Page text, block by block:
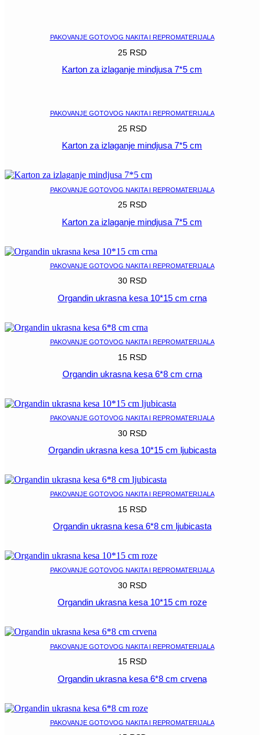
PAKOVANJE GOTOVOG NAKITA I REPROMATERIJALA
25 RSD
Karton za izlaganje mindjusa 7*5 cm
PAKOVANJE GOTOVOG NAKITA I REPROMATERIJALA
25 RSD
Karton za izlaganje mindjusa 7*5 cm
PAKOVANJE GOTOVOG NAKITA I REPROMATERIJALA
25 RSD
Karton za izlaganje mindjusa 7*5 cm
PAKOVANJE GOTOVOG NAKITA I REPROMATERIJALA
30 RSD
Organdin ukrasna kesa 10*15 cm crna
PAKOVANJE GOTOVOG NAKITA I REPROMATERIJALA
15 RSD
Organdin ukrasna kesa 6*8 cm crna
PAKOVANJE GOTOVOG NAKITA I REPROMATERIJALA
30 RSD
Organdin ukrasna kesa 10*15 cm ljubicasta
PAKOVANJE GOTOVOG NAKITA I REPROMATERIJALA
15 RSD
Organdin ukrasna kesa 6*8 cm ljubicasta
PAKOVANJE GOTOVOG NAKITA I REPROMATERIJALA
30 RSD
Organdin ukrasna kesa 10*15 cm roze
PAKOVANJE GOTOVOG NAKITA I REPROMATERIJALA
15 RSD
Organdin ukrasna kesa 6*8 cm crvena
PAKOVANJE GOTOVOG NAKITA I REPROMATERIJALA